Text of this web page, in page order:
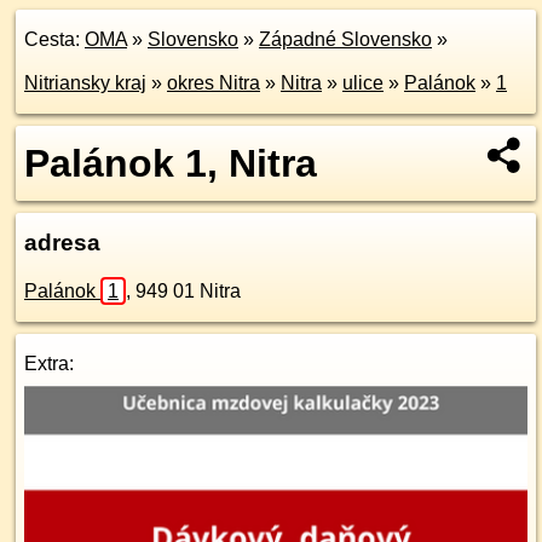
Cesta: OMA» Slovensko » Západné Slovensko »
Nitriansky kraj » okres Nitra » Nitra » ulice » Palánok » 1
Palánok 1, Nitra
adresa
Palánok 1 , 949 01 Nitra
Extra: